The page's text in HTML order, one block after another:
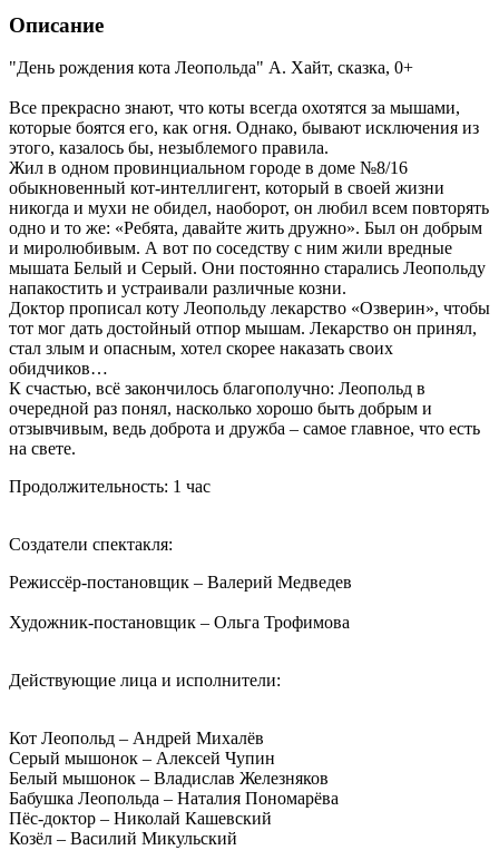
Описание
"День рождения кота Леопольда" А. Хайт, сказка, 0+
Все прекрасно знают, что коты всегда охотятся за мышами,
которые боятся его, как огня. Однако, бывают исключения из
этого, казалось бы, незыблемого правила.
Жил в одном провинциальном городе в доме №8/16
обыкновенный кот-интеллигент, который в своей жизни
никогда и мухи не обидел, наоборот, он любил всем повторять
одно и то же: «Ребята, давайте жить дружно». Был он добрым
и миролюбивым. А вот по соседству с ним жили вредные
мышата Белый и Серый. Они постоянно старались Леопольду
напакостить и устраивали различные козни.
Доктор прописал коту Леопольду лекарство «Озверин», чтобы
тот мог дать достойный отпор мышам. Лекарство он принял,
стал злым и опасным, хотел скорее наказать своих
обидчиков…
К счастью, всё закончилось благополучно: Леопольд в
очередной раз понял, насколько хорошо быть добрым и
отзывчивым, ведь доброта и дружба – самое главное, что есть
на свете.
Продолжительность: 1 час
Создатели спектакля:
Режиссёр-постановщик – Валерий Медведев
Художник-постановщик – Ольга Трофимова
Действующие лица и исполнители:
Кот Леопольд – Андрей Михалёв
Серый мышонок – Алексей Чупин
Белый мышонок – Владислав Железняков
Бабушка Леопольда – Наталия Пономарёва
Пёс-доктор – Николай Кашевский
Козёл – Василий Микульский